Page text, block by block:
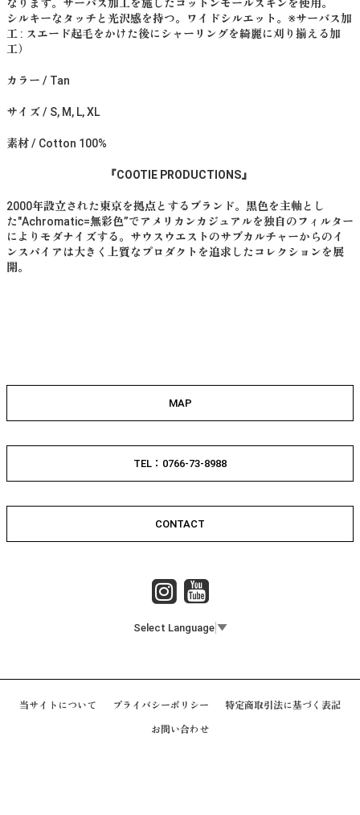
なります。サーバス加工を施したコットンモールスキンを使用。
シルキーなタッチと光沢感を持つ。ワイドシルエット。※サーバス加
工 : スエード起毛をかけた後にシャーリングを綺麗に刈り揃える加
工）
カラー / Tan
サイズ / S, M, L, XL
素材 / Cotton 100%
『COOTIE PRODUCTIONS』
2000年設立された東京を拠点とするブランド。黒色を主軸とし
た"Achromatic=無彩色”でアメリカンカジュアルを独自のフィルター
によりモダナイズする。サウスウエストのサブカルチャーからのイ
ンスパイアは大きく上質なプロダクトを追求したコレクションを展
開。
MAP
TEL：0766-73-8988
CONTACT
Select Language ▼
当サイトについて プライバシーポリシー 特定商取引法に基づく表記
お問い合わせ